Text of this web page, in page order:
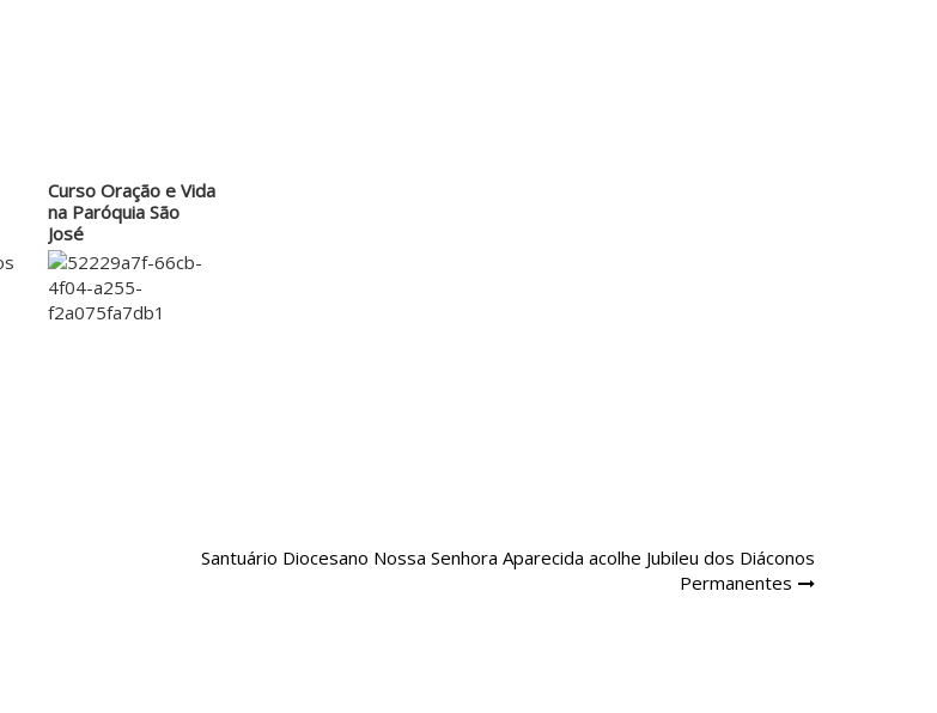
Curso Oração e Vida
na Paróquia São
José
Santuário Diocesano Nossa Senhora Aparecida acolhe Jubileu dos Diáconos
Permanentes